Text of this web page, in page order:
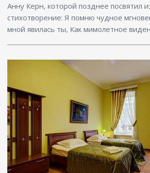
Анну Керн, которой позднее посвятил
стихотворение: Я помню чудное
мной явилась ты, Как мимолетное